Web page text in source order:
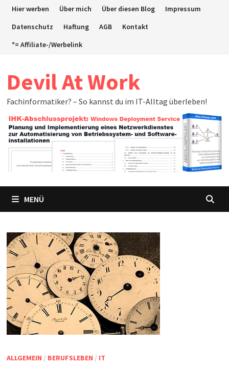
ZumHier werben Über mich Über diesen Blog
Impressum
Datenschutz
Haftung AGB
Kontakt
*= Affiliate-/Werbelink
Devil At Work
Fachinformatiker? – So kannst du im IT-Alltag überleben!
MENÜ
ALLGEMEIN / BERUFSLEBEN / IT